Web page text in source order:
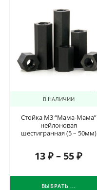
В НАЛИЧИИ
Стойка М3 “Мама-Мама”
нейлоновая
шестигранная (5 – 50мм)
13₽– 55₽
ВЫБРАТЬ ...